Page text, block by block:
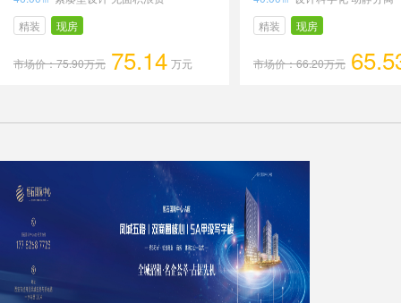
精装
现房
市场价：75.90万元 75.14 万元
精装
现房
市场价：66.20万元